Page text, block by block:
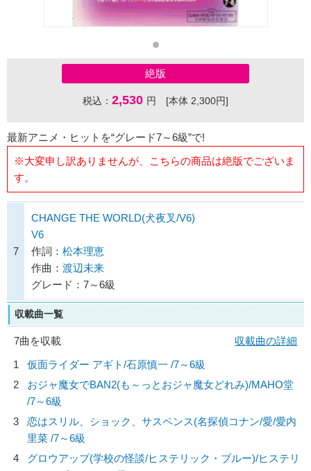
絶版
税込： 2,530 円 [本体 2,300円]
最新アニメ・ヒットを“グレード7～6級”で!
※大変申し訳ありませんが、こちらの商品は絶版でございま
す。
7
CHANGE THE WORLD(犬夜叉/V6)
V6
作詞： 松本理恵
作曲： 渡辺未来
グレード：7～6級
収載曲一覧
7曲を収載
収載曲の詳細
1
仮面ライダー アギト/石原慎一 /7～6級
2
おジャ魔女でBAN2(も～っとおジャ魔女どれみ)/MAHO堂
/7～6級
3
恋はスリル、ショック、サスペンス(名探偵コナン/愛/愛内
里菜 /7～6級
4
グロウアップ(学校の怪談/ヒステリック・ブルー)/ヒステリ